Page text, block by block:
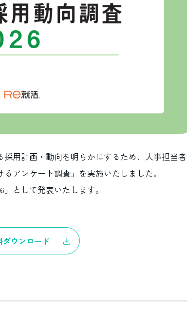
用計画・動向を明らかにするため、人事担当者
アンケート調査」を実施いたしました。
として発表いたします。
ウンロード